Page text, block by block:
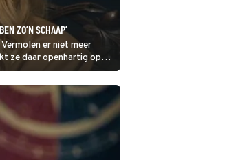
ZO’N SCHAAP’
er niet meer
ze daar openhartig op